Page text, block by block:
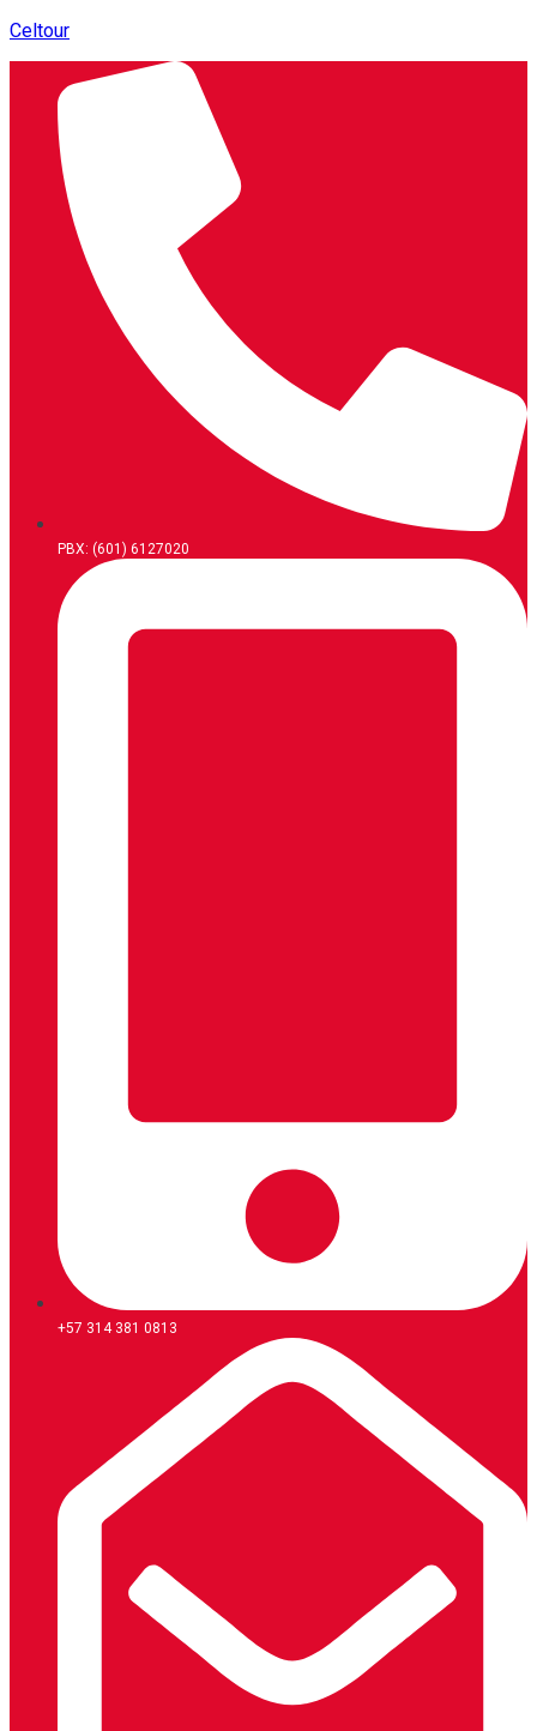
Celtour
PBX: (601) 6127020
+57 314 381 0813